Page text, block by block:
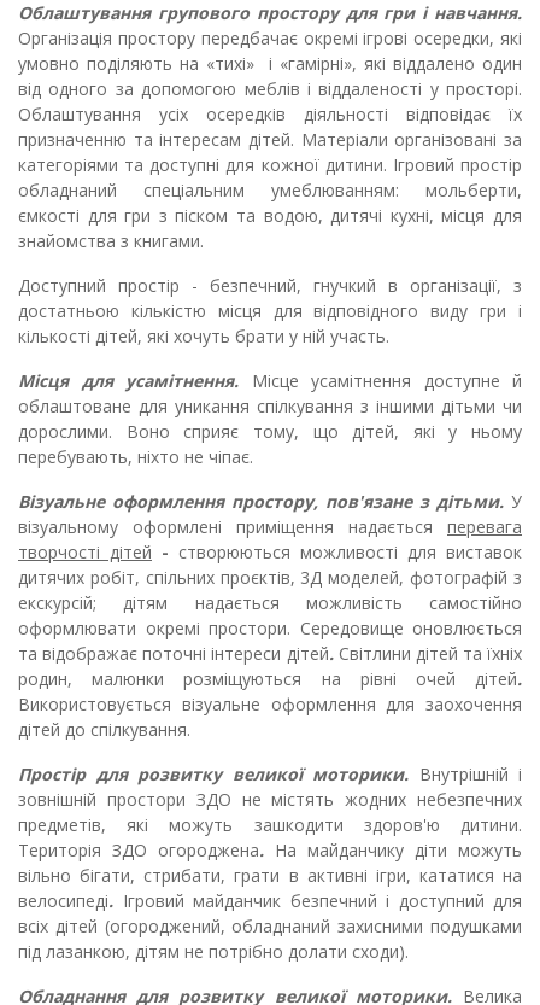
Облаштування групового простору для гри і навчання.
Організація простору передбачає окремі ігрові осередки, які
умовно поділяють на «тихі» і «гамірні», які віддалено один
від одного за допомогою меблів і віддаленості у просторі.
Облаштування усіх осередків діяльності відповідає їх
призначенню та інтересам дітей. Матеріали організовані за
категоріями та доступні для кожної дитини. Ігровий простір
обладнаний спеціальним умеблюванням: мольберти,
ємкості для гри з піском та водою, дитячі кухні, місця для
знайомства з книгами.
Доступний простір - безпечний, гнучкий в організації, з
достатньою кількістю місця для відповідного виду гри і
кількості дітей, які хочуть брати у ній участь.
Місця для усамітнення. Місце усамітнення доступне й
облаштоване для уникання спілкування з іншими дітьми чи
дорослими.
Воно сприяє тому, що дітей, які у ньому
перебувають, ніхто не чіпає.
Візуальне оформлення простору, пов'язане з дітьми. У
візуальному оформлені приміщення надається перевага
творчості дітей - створюються можливості для виставок
дитячих робіт, спільних проєктів, 3Д моделей, фотографій з
екскурсій; дітям надається можливість самостійно
оформлювати окремі простори. Середовище оновлюється
та відображає поточні інтереси дітей. Світлини дітей та їхніх
родин, малюнки розміщуються на рівні очей дітей.
Використовується візуальне оформлення для заохочення
дітей до спілкування.
Простір для розвитку великої моторики. Внутрішній і
зовнішній простори ЗДО не містять жодних небезпечних
предметів,
які можуть зашкодити здоров'ю дитини.
Територія ЗДО огороджена. На майданчику діти можуть
вільно бігати, стрибати, грати в активні ігри, кататися на
велосипеді. Ігровий майданчик безпечний і доступний для
всіх дітей (огороджений, обладнаний захисними подушками
під лазанкою, дітям не потрібно долати сходи).
Обладнання для розвитку великої моторики. Велика